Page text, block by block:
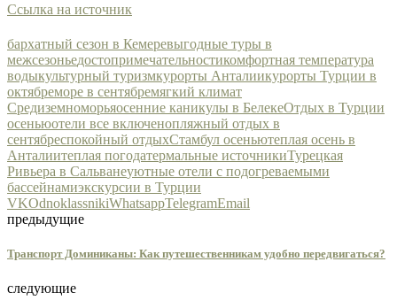
Ссылка на источник
бархатный сезон в Кемеревыгодные туры в
межсезоньедостопримечательностикомфортная температура
водыкультурный туризмкурорты Анталиикурорты Турции в
октябреморе в сентябремягкий климат
Средиземноморьяосенние каникулы в БелекеОтдых в Турции
осеньюотели все включенопляжный отдых в
сентябреспокойный отдыхСтамбул осеньютеплая осень в
Анталиитеплая погодатермальные источникиТурецкая
Ривьера в Сальванеуютные отели с подогреваемыми
бассейнамиэкскурсии в Турции
VKOdnoklassnikiWhatsappTelegramEmail
предыдущие
Транспорт Доминиканы: Как путешественникам удобно передвигаться?
следующие